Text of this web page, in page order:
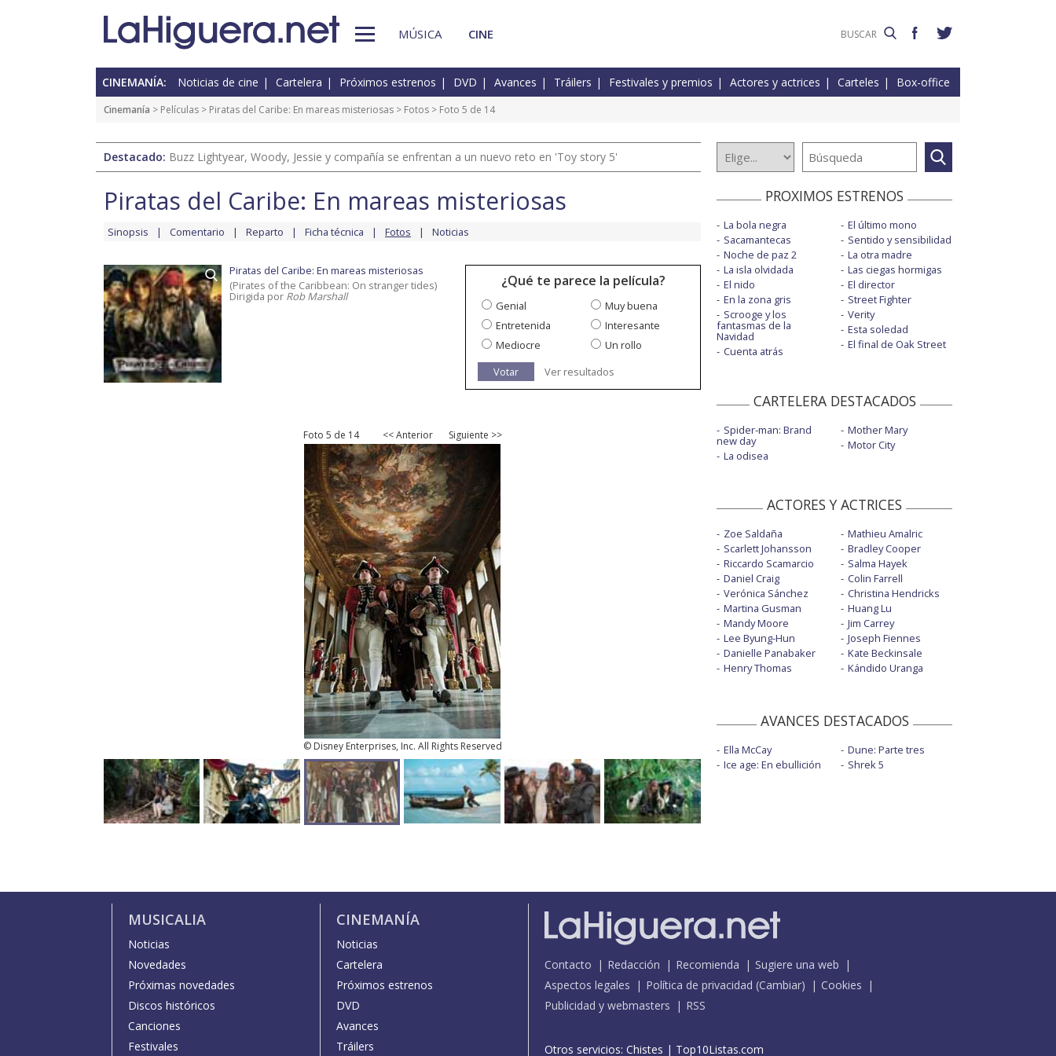
MÚSICA CINE
CINEMANÍA: Noticias de cine Cartelera Próximos estrenos DVD Avances Tráilers Festivales y premios Actores y actrices Carteles Box-office
Cinemanía > Películas > Piratas del Caribe: En mareas misteriosas > Fotos > Foto 5 de 14
Destacado: Buzz Lightyear, Woody, Jessie y compañía se enfrentan a un nuevo reto en 'Toy story 5'
Piratas del Caribe: En mareas misteriosas
Sinopsis Comentario Reparto Ficha técnica Fotos Noticias
Piratas del Caribe: En mareas misteriosas
(Pirates of the Caribbean: On stranger tides)
Dirigida por Rob Marshall
¿Qué te parece la película?
Genial
Muy buena
Entretenida
Interesante
Mediocre
Un rollo
Votar
Ver resultados
Foto 5 de 14 << Anterior Siguiente >>
© Disney Enterprises, Inc. All Rights Reserved
PROXIMOS ESTRENOS
La bola negra
Sacamantecas
Noche de paz 2
La isla olvidada
El nido
En la zona gris
Scrooge y los
fantasmas de la
Navidad
Cuenta atrás
El último mono
Sentido y sensibilidad
La otra madre
Las ciegas hormigas
El director
Street Fighter
Verity
Esta soledad
El final de Oak Street
CARTELERA DESTACADOS
Spider-man: Brand
new day
La odisea
Mother Mary
Motor City
ACTORES Y ACTRICES
Zoe Saldaña
Scarlett Johansson
Riccardo Scamarcio
Daniel Craig
Verónica Sánchez
Martina Gusman
Mandy Moore
Lee Byung-Hun
Danielle Panabaker
Henry Thomas
Mathieu Amalric
Bradley Cooper
Salma Hayek
Colin Farrell
Christina Hendricks
Huang Lu
Jim Carrey
Joseph Fiennes
Kate Beckinsale
Kándido Uranga
AVANCES DESTACADOS
Ella McCay
Ice age: En ebullición
Dune: Parte tres
Shrek 5
MUSICALIA
Noticias
Novedades
Próximas novedades
Discos históricos
Canciones
Festivales
CINEMANÍA
Noticias
Cartelera
Próximos estrenos
DVD
Avances
Tráilers
Contacto Redacción Recomienda
Sugiere una web
Aspectos legales
Política de privacidad (Cambiar)
Cookies
Publicidad y webmasters
RSS
Otros servicios: Chistes | Top10Listas.com